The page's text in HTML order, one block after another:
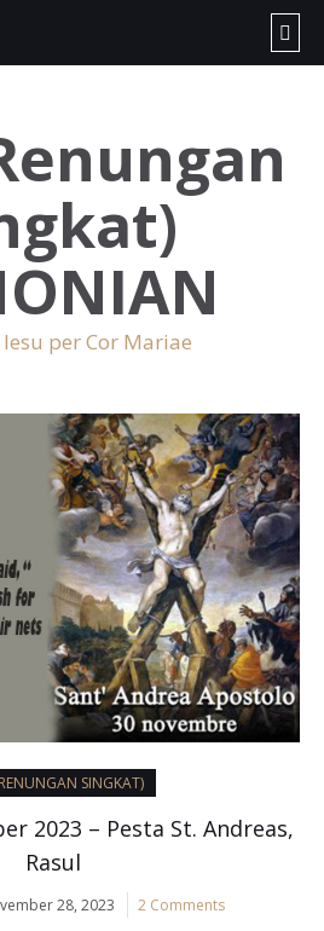
per Cor Mariae
SINGKAT)
2023 – Pesta St. Andreas,
Rasul
28, 2023 2 Comments